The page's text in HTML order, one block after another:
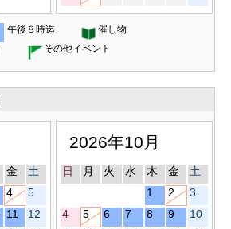
午後８時迄
催し物
その他イベント
金
土
4
5
11
12
2026年10月
日 月 火 水 木 金
土
1
2
3
4
5 6 7 8 9
10